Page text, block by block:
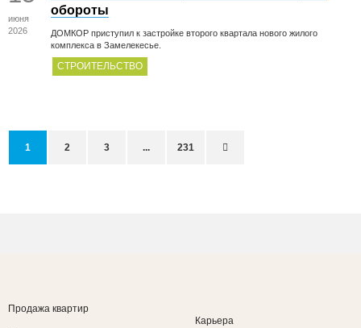
июня
2026
обороты
СТРОИТЕЛЬСТВО
ДОМКОР приступил к застройке второго квартала нового жилого
комплекса в Замелекесье.
1 2 3 ... 231
Продажа квартир
Карьера